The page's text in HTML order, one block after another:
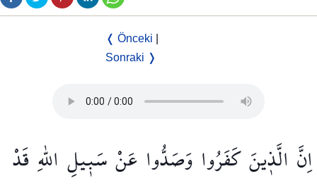
❬ Önceki
Sonraki ❭
اِنَّ الَّذ۪ينَكَفَرُوا وَصَدُّوا عَنْسَب۪يلِ اللّٰهِ قَدْ